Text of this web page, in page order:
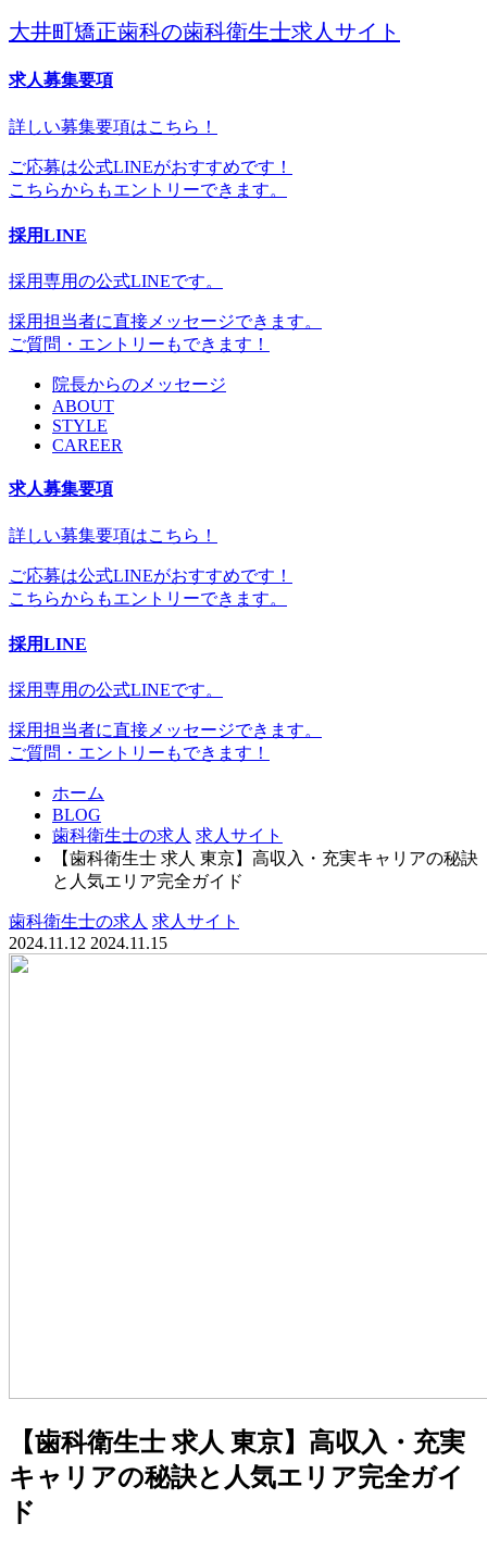
大井町矯正歯科の歯科衛生士求人サイト
求人募集要項
詳しい募集要項はこちら！
ご応募は公式LINEがおすすめです！
こちらからもエントリーできます。
採用LINE
採用専用の公式LINEです。
採用担当者に直接メッセージできます。
ご質問・エントリーもできます！
院長からのメッセージ
ABOUT
STYLE
CAREER
求人募集要項
詳しい募集要項はこちら！
ご応募は公式LINEがおすすめです！
こちらからもエントリーできます。
採用LINE
採用専用の公式LINEです。
採用担当者に直接メッセージできます。
ご質問・エントリーもできます！
ホーム
BLOG
歯科衛生士の求人 求人サイト
【歯科衛生士 求人 東京】高収入・充実キャリアの秘訣
と人気エリア完全ガイド
歯科衛生士の求人 求人サイト
2024.11.12 2024.11.15
【歯科衛生士 求人 東京】高収入・充実
キャリアの秘訣と人気エリア完全ガイ
ド